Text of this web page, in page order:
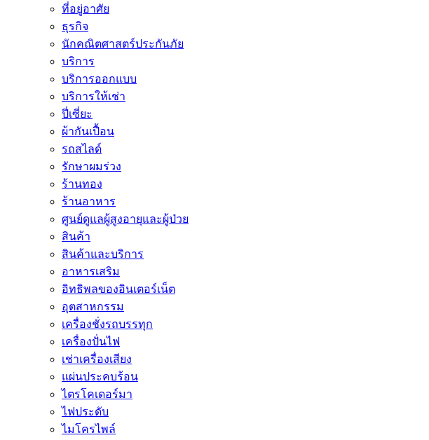
ที่อยู่อาศัย
ธุรกิจ
นักคณิตศาสตร์ประกันภัย
บริการ
บริการออกแบบ
บริการให้เช่า
ปี่เซี่ยะ
ผ้ากันเปื้อน
รถสไลด์
รักษาผมร่วง
ร้านทอง
ร้านอาหาร
ศูนย์ดูแลผู้สูงอายุและผู้ป่วย
สินค้า
สินค้าและบริการ
อาหารเสริม
อิทธิพลของอินเตอร์เน็ต
อุตสาหกรรม
เครื่องชั่งรถบรรทุก
เครื่องปั่นไฟ
เช่าเครื่องเสียง
แผ่นประคบร้อน
ไตรโคเดอร์มา
ไฟประดับ
ไมโครไพล์